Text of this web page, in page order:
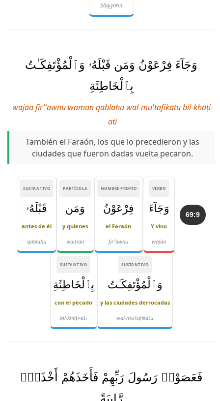
bāqiyatin
وَجَآءَ فِرْعَوْنُ وَمَن قَبْلَهُۥ وَٱلْمُؤْتَفِكَـٰتُ
بِٱلْخَاطِئَةِ
wajāa fir'ʿawnu waman qablahu wal-mu'tafikātu bil-khāṭi-
ati
También el Faraón, los que lo precedieron y las
ciudades que fueron dadas vuelta pecaron.
69:9
VERBO
وَجَآءَ
Y vino
wajāa
NOMBRE PROPIO
فِرْعَوْنُ
el Faraón
fir'ʿawnu
PARTÍCULA
وَمَن
y quienes
waman
SUSTANTIVO
قَبْلَهُۥ
antes de él
qablahu
SUSTANTIVO
وَٱلْمُؤْتَفِكَـٰتُ
y las ciudades derrocadas
wal-mu'tafikātu
SUSTANTIVO
بِٱلْخَاطِئَةِ
con el pecado
bil-khāṭi-ati
فَعَصَوْا۟ رَسُولَ رَبِّهِمْ فَأَخَذَهُمْ أَخْذَةًۭ
رَّابِيَةً